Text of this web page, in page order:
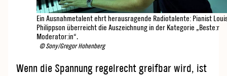
Ein Ausnahmetalent ehrt herausragende Radiotalente: Pianist
Philippson überreicht die Auszeichnung in der Kategorie „Beste:r
Moderator:in“.
© Sony/Gregor Hohenberg
Wenn die Spannung regelrecht greifbar wird, ist